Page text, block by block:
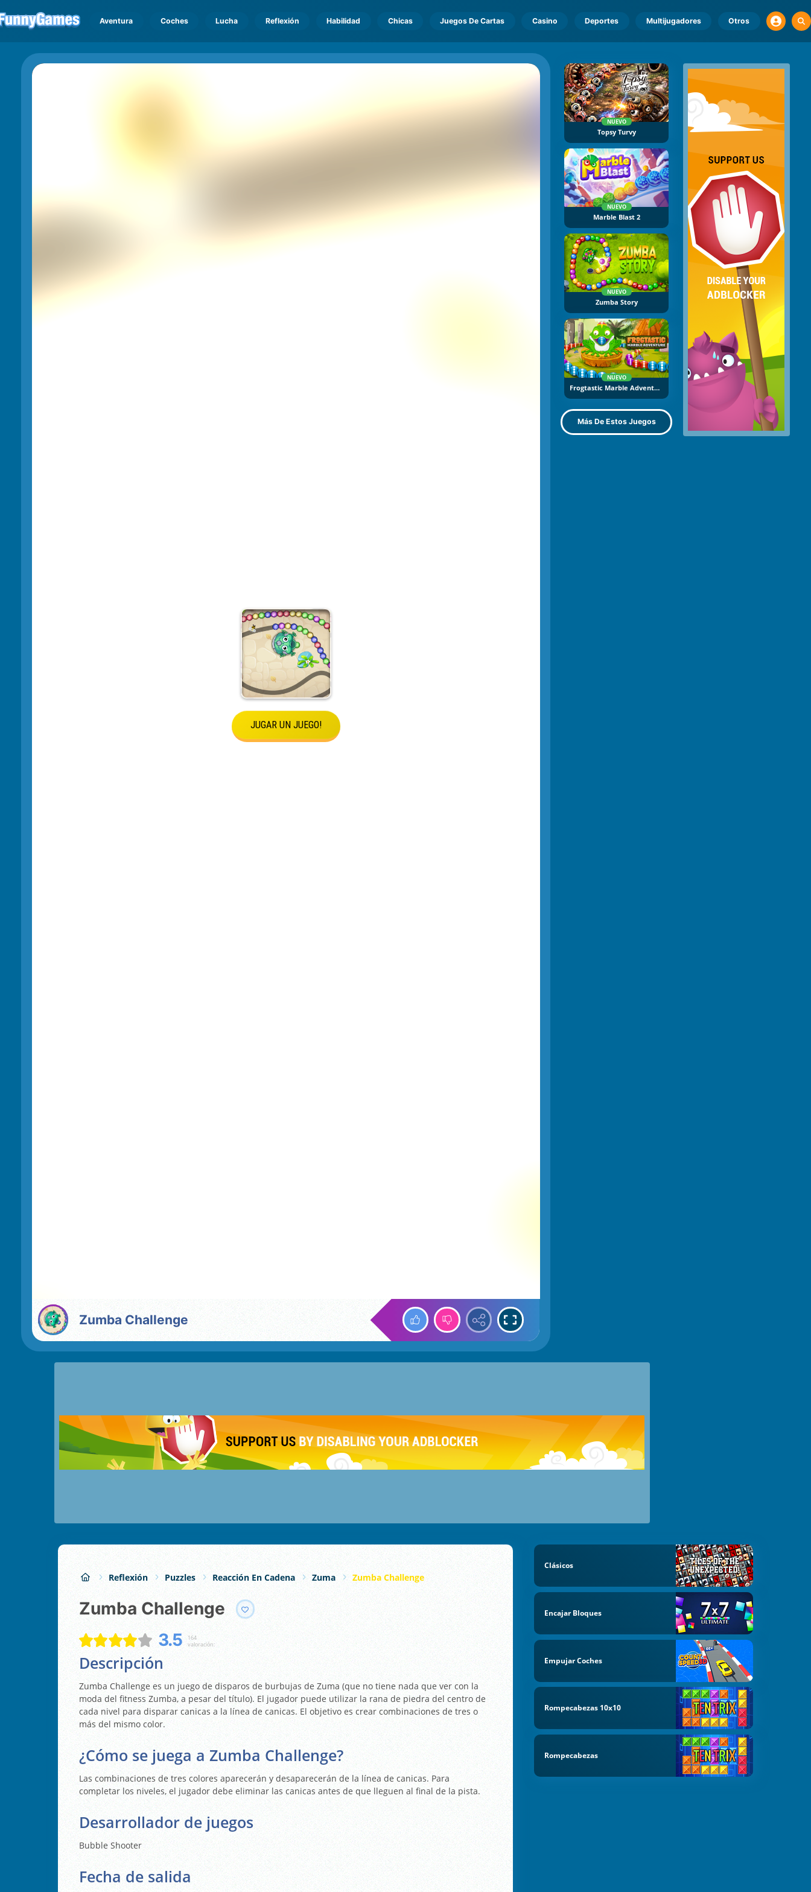
Aventura Coches Lucha Reflexión Habilidad Chicas Juegos De Cartas Casino Deportes Multijugadores Otros
Zumba Challenge
NUEVO
Topsy Turvy
NUEVO
Marble Blast 2
NUEVO
Zumba Story
NUEVO
Frogtastic Marble Adventure
Más De Estos Juegos
Reflexión Puzzles Reacción En Cadena Zuma Zumba Challenge
Zumba Challenge
3.5
164
valoración:
Descripción
Zumba Challenge es un juego de disparos de burbujas de Zuma (que no tiene nada que ver con la
moda del fitness Zumba, a pesar del título). El jugador puede utilizar la rana de piedra del centro de
cada nivel para disparar canicas a la línea de canicas. El objetivo es crear combinaciones de tres o
más del mismo color.
¿Cómo se juega a Zumba Challenge?
Las combinaciones de tres colores aparecerán y desaparecerán de la línea de canicas. Para
completar los niveles, el jugador debe eliminar las canicas antes de que lleguen al final de la pista.
Desarrollador de juegos
Bubble Shooter
Fecha de salida
Clásicos
Encajar Bloques
Empujar Coches
Rompecabezas 10x10
Rompecabezas